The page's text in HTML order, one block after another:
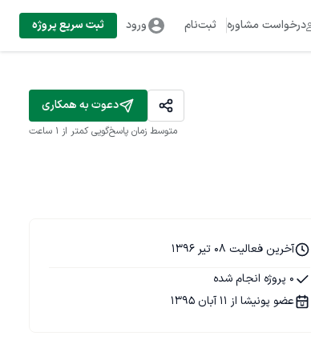
درخواست مشاوره ثبت‌نام ورود ثبت سریع پروژه
دعوت به همکاری
متوسط زمان پاسخ‌گویی کمتر از 1 ساعت
آخرین فعالیت 08 تیر 1396
0 پروژه انجام شده
عضو پونیشا از 11 آبان 1395